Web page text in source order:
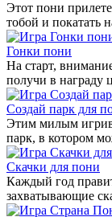
Этот пони
тобой и покатать
Гонки пони
На старт,
получи в награду
Создай парк для
Этим милым
парк, в котором
Скачки для пони
Каждый год
захватывающие